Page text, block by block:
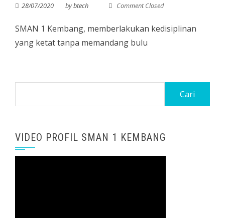
28/07/2020 bybtech Comment Closed
SMAN 1 Kembang, memberlakukan kedisiplinan
yang ketat tanpa memandang bulu
VIDEO PROFIL SMAN 1 KEMBANG